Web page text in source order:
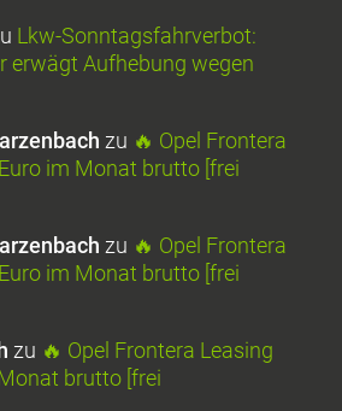
Lkw-Sonntagsfahrverbot:
erwägt Aufhebung wegen
zu 🔥 Opel Frontera
im Monat brutto [frei
zu 🔥 Opel Frontera
im Monat brutto [frei
zu 🔥 Opel Frontera Leasing
brutto [frei